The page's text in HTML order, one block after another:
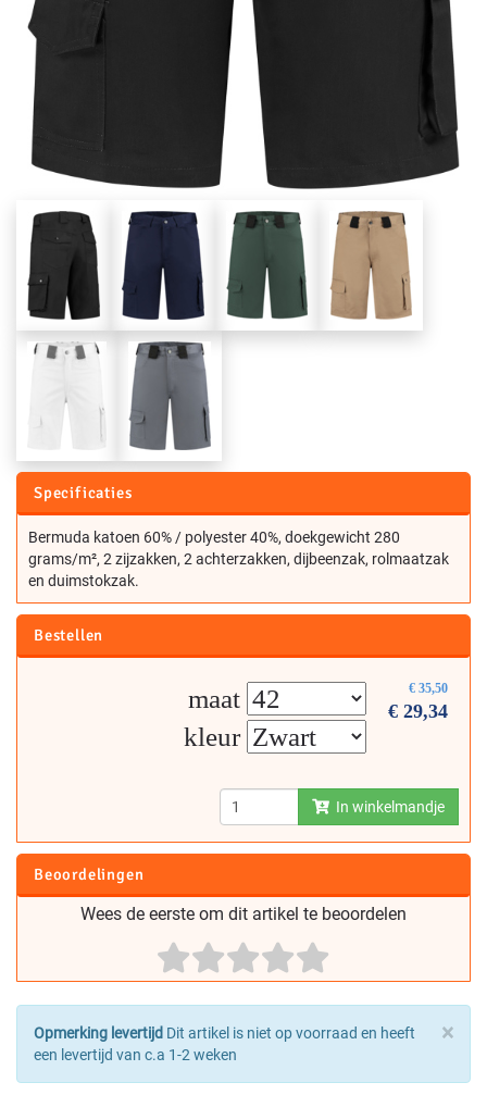
Specificaties
Bermuda katoen 60% / polyester 40%, doekgewicht 280
grams/m², 2 zijzakken, 2 achterzakken, dijbeenzak, rolmaatzak
en duimstokzak.
Bestellen
€ 35,50
€ 29,34
maat
kleur
In winkelmandje
Beoordelingen
Wees de eerste om dit artikel te beoordelen
×
Opmerking levertijd Dit artikel is niet op voorraad en heeft
een levertijd van c.a 1-2 weken